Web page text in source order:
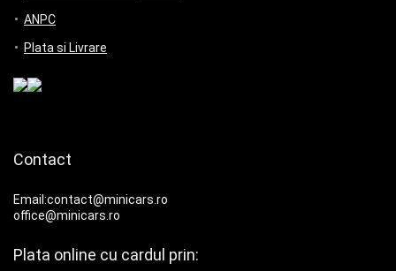
ANPC
Plata si Livrare
Contact
Email:contact@minicars.ro
office@minicars.ro
Plata online cu cardul prin: